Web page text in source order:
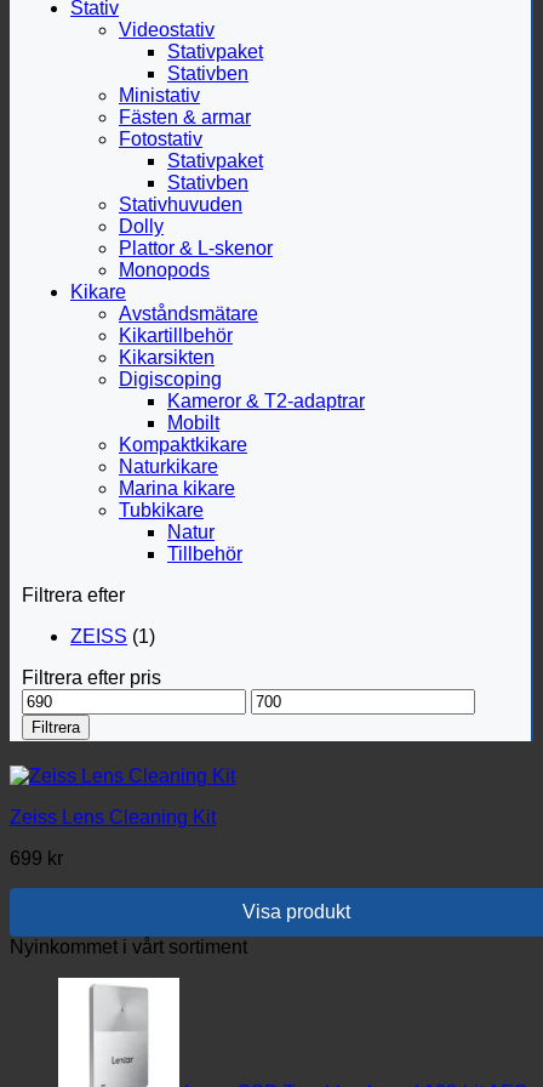
Stativ
Videostativ
Stativpaket
Stativben
Ministativ
Fästen & armar
Fotostativ
Stativpaket
Stativben
Stativhuvuden
Dolly
Plattor & L-skenor
Monopods
Kikare
Avståndsmätare
Kikartillbehör
Kikarsikten
Digiscoping
Kameror & T2-adaptrar
Mobilt
Kompaktkikare
Naturkikare
Marina kikare
Tubkikare
Natur
Tillbehör
Filtrera efter
ZEISS (1)
Filtrera efter pris
Min
pris
Max
pris
Filtrera
Zeiss Lens Cleaning Kit
699 kr
Visa produkt
Nyinkommet i vårt sortiment